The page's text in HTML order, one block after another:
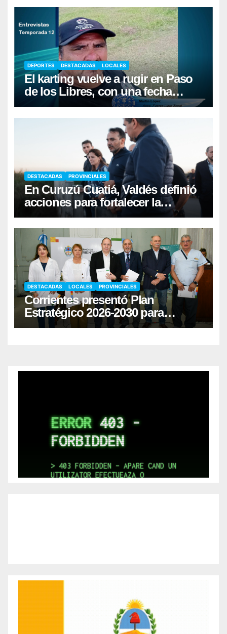
DEPORTES DESTACADAS LOCALES
El karting vuelve a rugir en Paso
de los Libres, con una fecha
récord de pilotos
DESTACADAS PROVINCIALES
En Curuzú Cuatiá, Valdés definió
acciones para fortalecer la
infraestructura hídrica
DESTACADAS LOCALES PROVINCIALES
Corrientes presentó Plan
Estratégico 2026-2030 para
fortalecer la donación de órganos